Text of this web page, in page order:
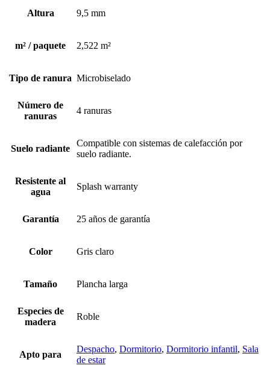
Altura 9,5 mm
m² / paquete 2,522 m²
Tipo de ranura Microbiselado
Número de
ranuras
4 ranuras
Suelo radiante
Compatible con sistemas de calefacción por
suelo radiante.
Resistente al
agua
Splash warranty
Garantía 25 años de garantía
Color Gris claro
Tamaño Plancha larga
Especies de
madera
Roble
Apto para
Despacho, Dormitorio, Dormitorio infantil, Sala
de estar